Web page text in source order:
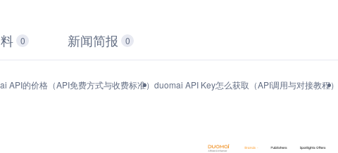
0 新闻简报 0
API的价格（API免费方式与收费标准） duomai API Key怎么获取（API调用与对接教程）